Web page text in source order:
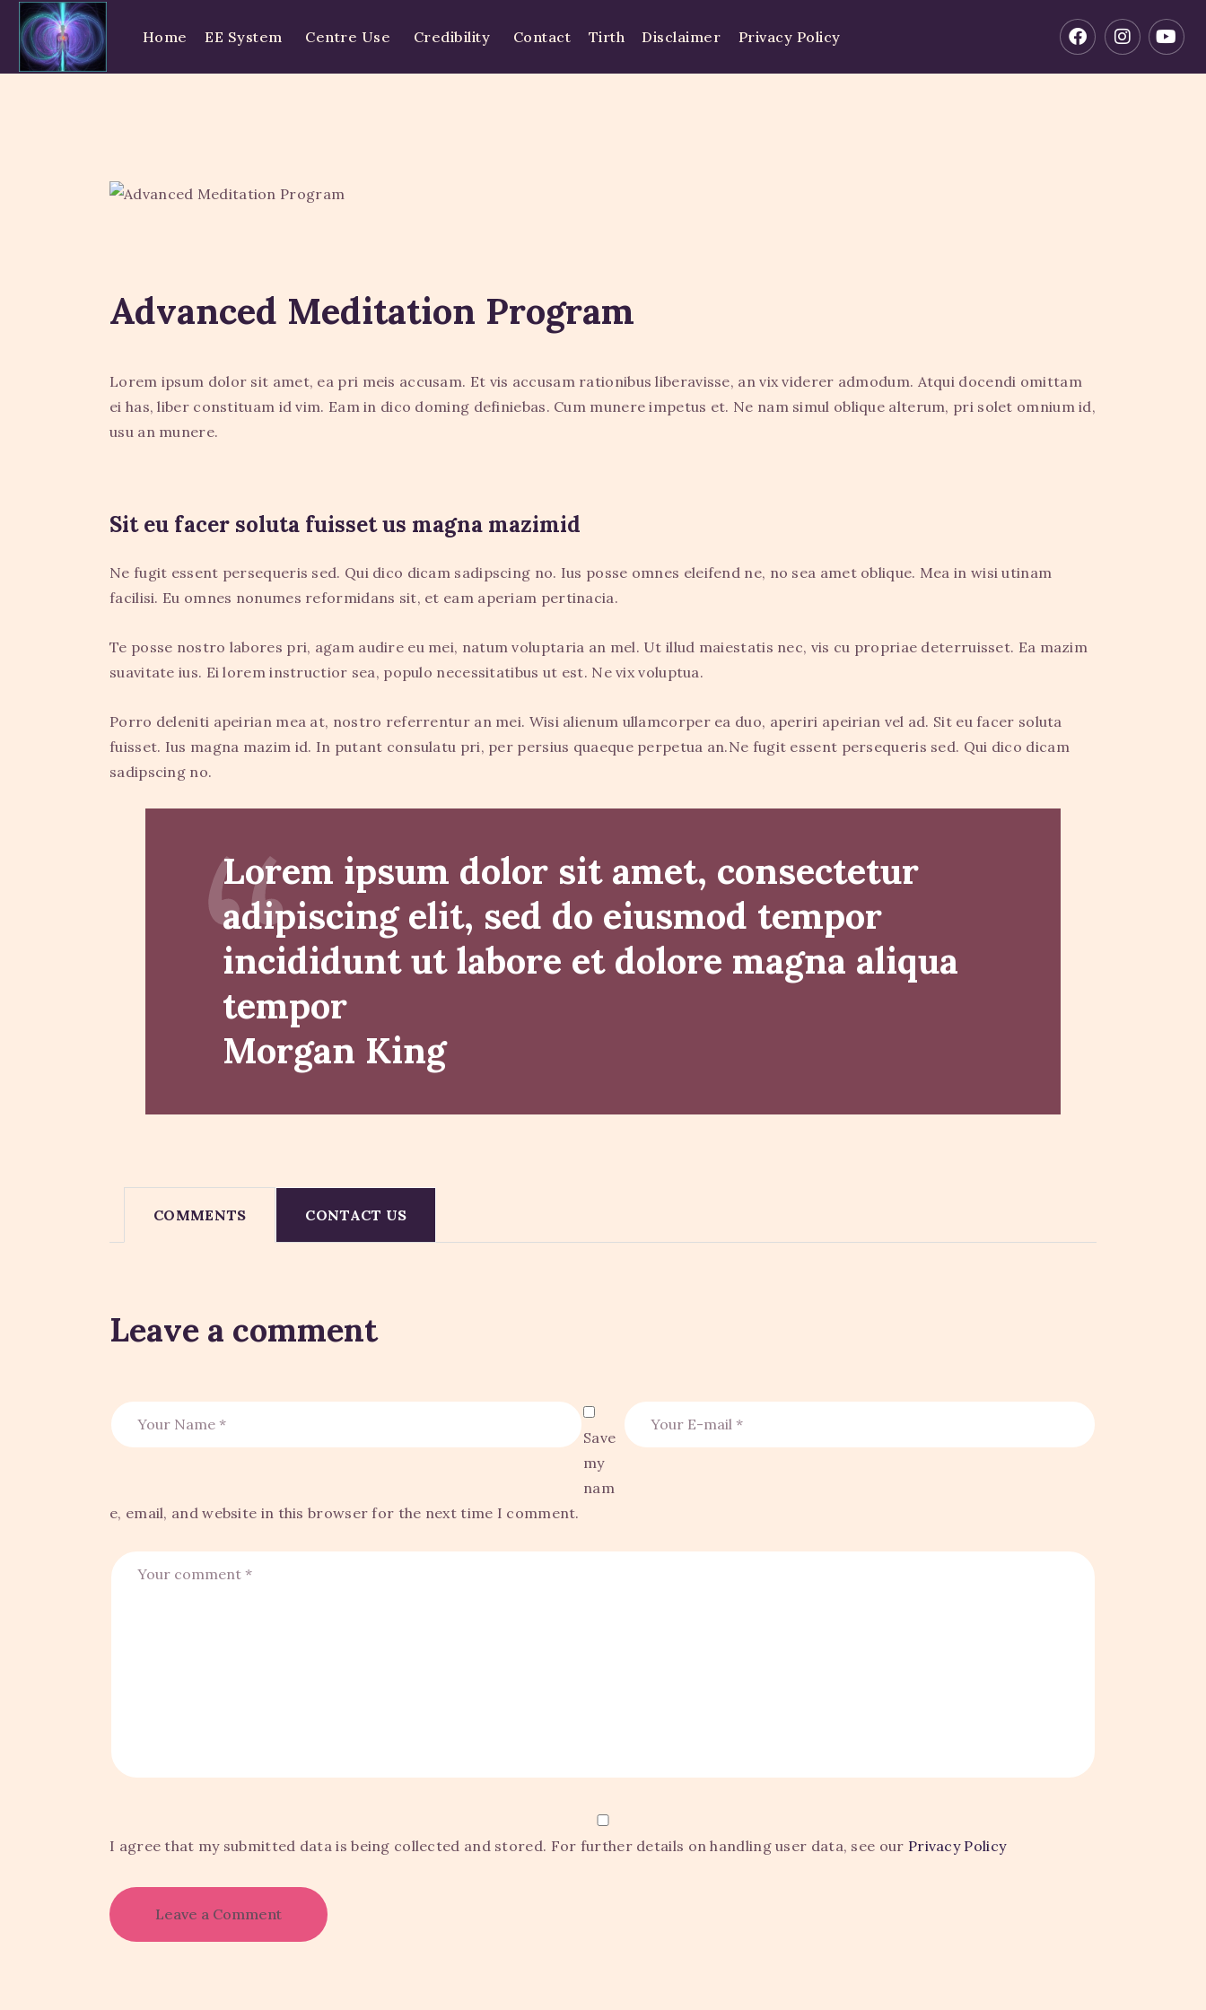
Home EE System Centre Use Credibility Contact Tirth Disclaimer Privacy Policy
HOME
EE SYSTEM
DISCLAIMER
PRIVACY POLICY
Advanced Meditation Program
Lorem ipsum dolor sit amet, ea pri meis accusam. Et vis accusam rationibus liberavisse, an vix viderer admodum. Atqui docendi omittam
ei has, liber constituam id vim. Eam in dico doming definiebas. Cum munere impetus et. Ne nam simul oblique alterum, pri solet omnium id,
usu an munere.
Sit eu facer soluta fuisset us magna mazimid
Ne fugit essent persequeris sed. Qui dico dicam sadipscing no. Ius posse omnes eleifend ne, no sea amet oblique. Mea in wisi utinam
facilisi. Eu omnes nonumes reformidans sit, et eam aperiam pertinacia.
Te posse nostro labores pri, agam audire eu mei, natum voluptaria an mel. Ut illud maiestatis nec, vis cu propriae deterruisset. Ea mazim
suavitate ius. Ei lorem instructior sea, populo necessitatibus ut est. Ne vix voluptua.
Porro deleniti apeirian mea at, nostro referrentur an mei. Wisi alienum ullamcorper ea duo, aperiri apeirian vel ad. Sit eu facer soluta
fuisset. Ius magna mazim id. In putant consulatu pri, per persius quaeque perpetua an.Ne fugit essent persequeris sed. Qui dico dicam
sadipscing no.
Lorem ipsum dolor sit amet, consectetur
adipiscing elit, sed do eiusmod tempor
incididunt ut labore et dolore magna aliqua
tempor
Morgan King
COMMENTS CONTACT US
Leave a comment
Save
my
nam
e, email, and website in this browser for the next time I comment.
I agree that my submitted data is being collected and stored. For further details on handling user data, see our Privacy Policy